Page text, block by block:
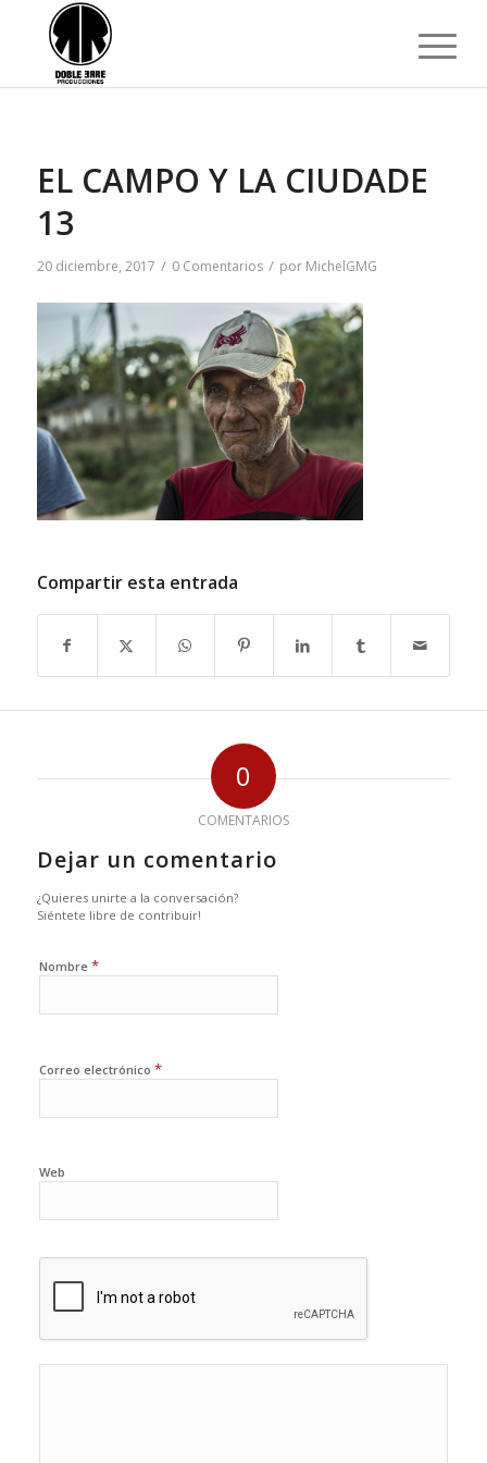
EL CAMPO Y LA CIUDADE
13
20 diciembre, 2017 / 0 Comentarios / por MichelGMG
Compartir esta entrada
0
COMENTARIOS
Dejar un comentario
¿Quieres unirte a la conversación?
Siéntete libre de contribuir!
Nombre *
Correo electrónico *
Web